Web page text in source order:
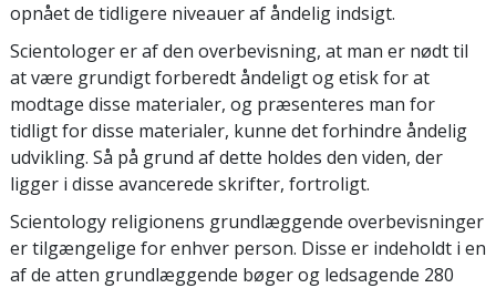
opnået de tidligere niveauer af åndelig indsigt.
Scientologer er af den overbevisning, at man er nødt til
at være grundigt forberedt åndeligt og etisk for at
modtage disse materialer, og præsenteres man for
tidligt for disse materialer, kunne det forhindre åndelig
udvikling. Så på grund af dette holdes den viden, der
ligger i disse avancerede skrifter, fortroligt.
Scientology religionens grundlæggende overbevisninger
er tilgængelige for enhver person. Disse er indeholdt i en
af de atten grundlæggende bøger og ledsagende 280